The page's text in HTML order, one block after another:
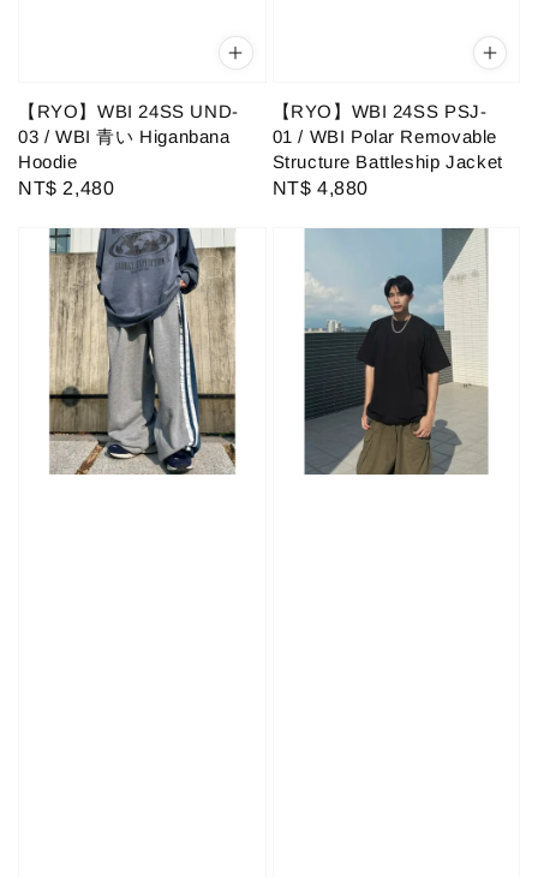
【RYO】WBI 24SS UND-
03 / WBI 青い Higanbana
Hoodie
Regular
NT$ 2,480
【RYO】WBI 24SS PSJ-
01 / WBI Polar Removable
Structure Battleship Jacket
Regular
NT$ 4,880